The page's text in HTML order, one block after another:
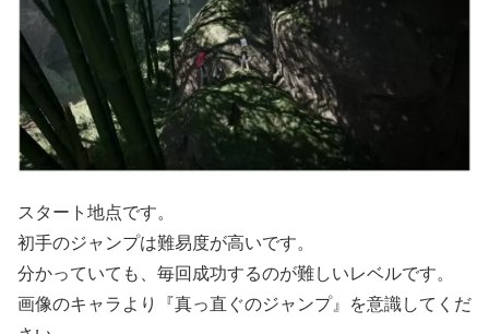
スタート地点です。
初手のジャンプは難易度が高いです。
分かっていても、毎回成功するのが難しいレベルです。
画像のキャラより『真っ直ぐのジャンプ』を意識してくだ